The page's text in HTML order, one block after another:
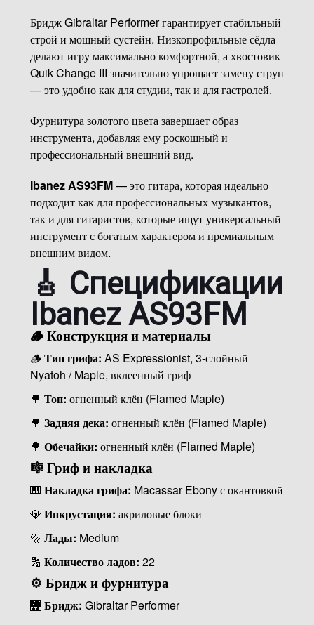
Бридж Gibraltar Performer гарантирует стабильный
строй и мощный сустейн. Низкопрофильные сёдла
делают игру максимально комфортной, а хвостовик
Quik Change III значительно упрощает замену струн
— это удобно как для студии, так и для гастролей.
Фурнитура золотого цвета завершает образ
инструмента, добавляя ему роскошный и
профессиональный внешний вид.
Ibanez AS93FM— это гитара, которая идеально
подходит как для профессиональных музыкантов,
так и для гитаристов, которые ищут универсальный
инструмент с богатым характером и премиальным
внешним видом.
🎸 Спецификации
Ibanez AS93FM
🪵 Конструкция и материалы
🪵Тип грифа: AS Expressionist, 3-слойный
Nyatoh / Maple, вклеенный гриф
🌳 Топ: огненный клён (Flamed Maple)
🌳 Задняя дека: огненный клён (Flamed Maple)
🌳 Обечайки: огненный клён (Flamed Maple)
🎼 Гриф и накладка
🎹 Накладка грифа: Macassar Ebony с окантовкой
💎 Инкрустация: акриловые блоки
🔩 Лады: Medium
🔢 Количество ладов: 22
⚙️ Бридж и фурнитура
🌉Бридж: Gibraltar Performer